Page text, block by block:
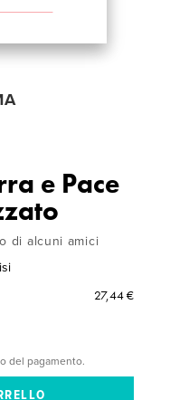
e Pace
di alcuni amici
27,44 €
del pagamento.